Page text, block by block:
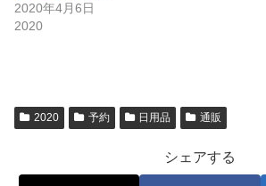
2020年4月6日
2020
2020 予約 日用品 通販
シェアする